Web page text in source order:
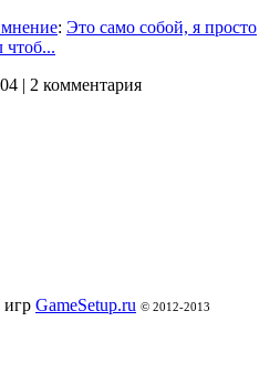
: Это само собой, я просто
чтоб...
| 2 комментария
игр GameSetup.ru © 2012-2013